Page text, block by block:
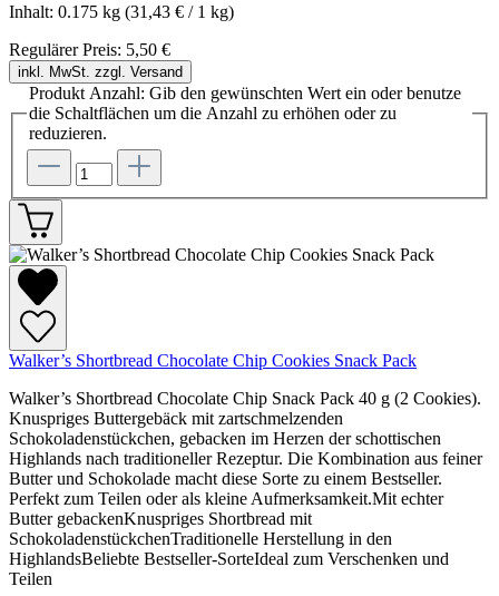
Inhalt: 0.175 kg (31,43 € / 1 kg)
Regulärer Preis: 5,50 €
inkl. MwSt. zzgl. Versand
Produkt Anzahl: Gib den gewünschten Wert ein oder benutze
die Schaltflächen um die Anzahl zu erhöhen oder zu
reduzieren.
Walker’s Shortbread Chocolate Chip Cookies Snack Pack
Walker’s Shortbread Chocolate Chip Snack Pack 40 g (2 Cookies).
Knuspriges Buttergebäck mit zartschmelzenden
Schokoladenstückchen, gebacken im Herzen der schottischen
Highlands nach traditioneller Rezeptur. Die Kombination aus feiner
Butter und Schokolade macht diese Sorte zu einem Bestseller.
Perfekt zum Teilen oder als kleine Aufmerksamkeit.Mit echter
Butter gebackenKnuspriges Shortbread mit
SchokoladenstückchenTraditionelle Herstellung in den
HighlandsBeliebte Bestseller-SorteIdeal zum Verschenken und
Teilen